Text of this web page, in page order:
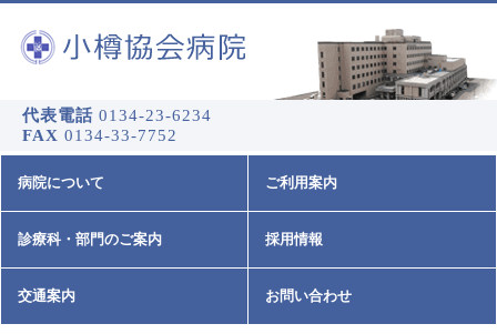
代表電話 0134-23-6234
FAX 0134-33-7752
病院について ご利用案内
診療科・部門のご案内 採用情報
交通案内 お問い合わせ